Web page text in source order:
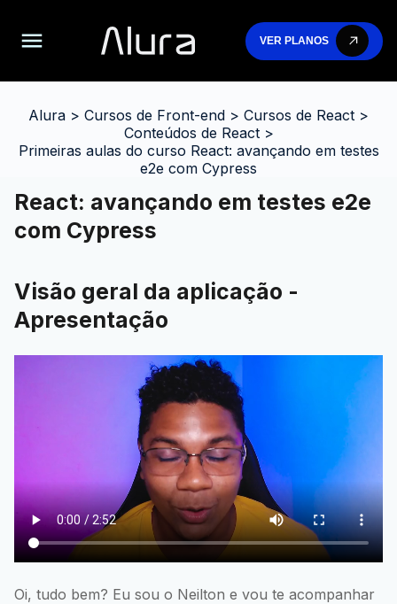
VER PLANOS
Alura > Cursos de Front-end > Cursos de React >
Conteúdos de React>
Primeiras aulas do curso React: avançando em testes
e2e com Cypress
React: avançando em testes e2e
com Cypress
Visão geral da aplicação -
Apresentação
Oi, tudo bem? Eu sou o Neilton e vou te acompanhar